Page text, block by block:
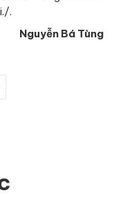
.
Nguyễn Bá Tùng